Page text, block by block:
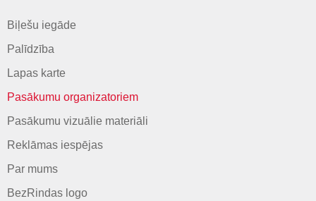
Biļešu iegāde
Palīdzība
Lapas karte
Pasākumu organizatoriem
Pasākumu vizuālie materiāli
Reklāmas iespējas
Par mums
BezRindas logo